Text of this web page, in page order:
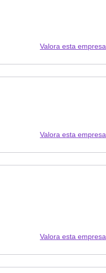
Valora esta empresa
Valora esta empresa
Valora esta empresa